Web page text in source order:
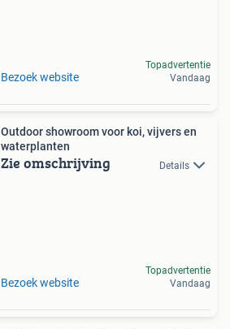
Bezoek website
Topadvertentie
Vandaag
Outdoor showroom voor koi, vijvers en
waterplanten
Zie omschrijving Details
Bezoek website
Topadvertentie
Vandaag